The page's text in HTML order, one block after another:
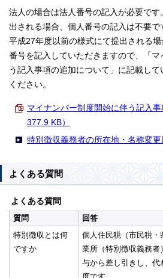
法人の場合は法人番号の記入が必要で
出される場合、個人番号の記入は不要で
平成27年度以前の様式にて提出される
番号を記入していただきますので、「
う記入事項の追加について」に記載し
ください。
マイナンバー制度開始に伴う記入
377.9 KB）
特別徴収義務者の所在地・名称変
よくある質問
よくある質問
質問
回答
特別徴収とは何
ですか
個人住民税（市民税
業所（特別徴収義務者
与から差し引きし、代
度です。